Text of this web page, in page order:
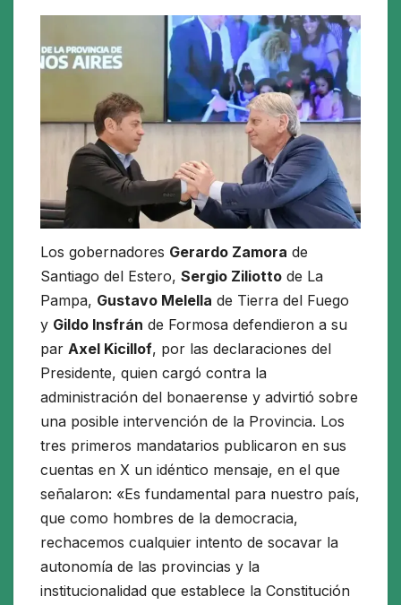
Los gobernadores Gerardo Zamora de
Santiago del Estero, Sergio Ziliotto de La
Pampa, Gustavo Melella de Tierra del Fuego
y Gildo Insfrán de Formosa defendieron a su
par Axel Kicillof, por las declaraciones del
Presidente, quien cargó contra la
administración del bonaerense y advirtió sobre
una posible intervención de la Provincia. Los
tres primeros mandatarios publicaron en sus
cuentas en X un idéntico mensaje, en el que
señalaron: «Es fundamental para nuestro país,
que como hombres de la democracia,
rechacemos cualquier intento de socavar la
autonomía de las provincias y la
institucionalidad que establece la Constitución